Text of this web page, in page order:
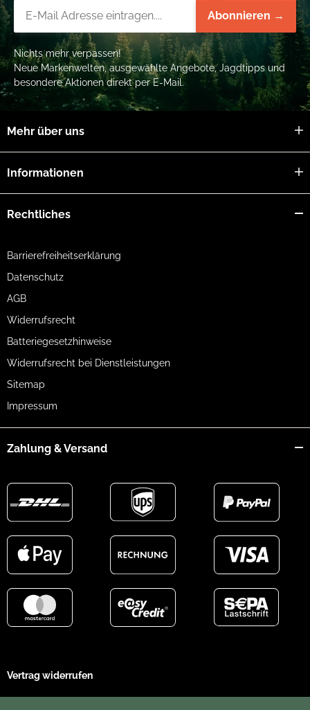
Abonnieren →
Nichts mehr verpassen!
Neue Markenwelten, ausgewählte Angebote, Jagdtipps und
besondere Aktionen direkt per E-Mail.
Mehr über uns
Informationen
Rechtliches
Barrierefreiheitserklärung
Datenschutz
AGB
Widerrufsrecht
Batteriegesetzhinweise
Widerrufsrecht bei Dienstleistungen
Sitemap
Impressum
Zahlung & Versand
Vertrag widerrufen